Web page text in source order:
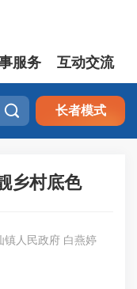
服务 互动交流
 长者模式
乡村底色
镇人民政府 白燕婷